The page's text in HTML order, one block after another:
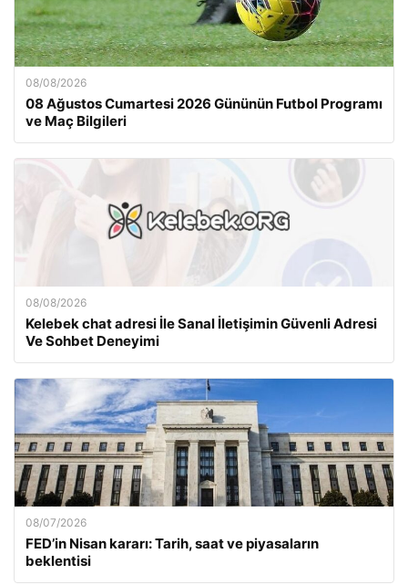
08/08/2026
08 Ağustos Cumartesi 2026 Gününün Futbol Programı
ve Maç Bilgileri
08/08/2026
Kelebek chat adresi İle Sanal İletişimin Güvenli Adresi
Ve Sohbet Deneyimi
08/07/2026
FED’in Nisan kararı: Tarih, saat ve piyasaların
beklentisi